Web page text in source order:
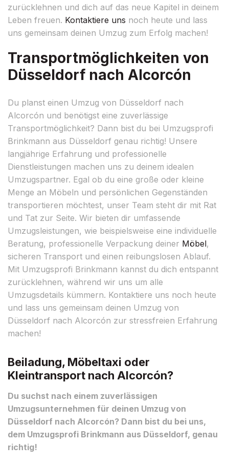
zurücklehnen und dich auf das neue Kapitel in deinem
Leben freuen. Kontaktiere uns noch heute und lass
uns gemeinsam deinen Umzug zum Erfolg machen!
Transportmöglichkeiten von
Düsseldorf nach Alcorcón
Du planst einen Umzug von Düsseldorf nach
Alcorcón und benötigst eine zuverlässige
Transportmöglichkeit? Dann bist du bei Umzugsprofi
Brinkmann aus Düsseldorf genau richtig! Unsere
langjährige Erfahrung und professionelle
Dienstleistungen machen uns zu deinem idealen
Umzugspartner. Egal ob du eine große oder kleine
Menge an Möbeln und persönlichen Gegenständen
transportieren möchtest, unser Team steht dir mit Rat
und Tat zur Seite. Wir bieten dir umfassende
Umzugsleistungen, wie beispielsweise eine individuelle
Beratung, professionelle Verpackung deiner Möbel,
sicheren Transport und einen reibungslosen Ablauf.
Mit Umzugsprofi Brinkmann kannst du dich entspannt
zurücklehnen, während wir uns um alle
Umzugsdetails kümmern. Kontaktiere uns noch heute
und lass uns gemeinsam deinen Umzug von
Düsseldorf nach Alcorcón zur stressfreien Erfahrung
machen!
Beiladung, Möbeltaxi oder
Kleintransport nach Alcorcón?
Du suchst nach einem zuverlässigen
Umzugsunternehmen für deinen Umzug von
Düsseldorf nach Alcorcón? Dann bist du bei uns,
dem Umzugsprofi Brinkmann aus Düsseldorf, genau
richtig!